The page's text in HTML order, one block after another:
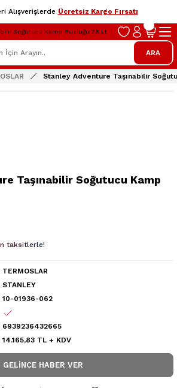
Alışverişlerde Ücretsiz Kargo Fırsatı
ARA
Stanley Adventure Taşınabilir
Taşınabilir Soğutucu Kamp
taksitlerle!
TERMOSLAR
STANLEY
10-01936-062
6939236432665
14.165,83 TL + KDV
GELINCE HABER VER